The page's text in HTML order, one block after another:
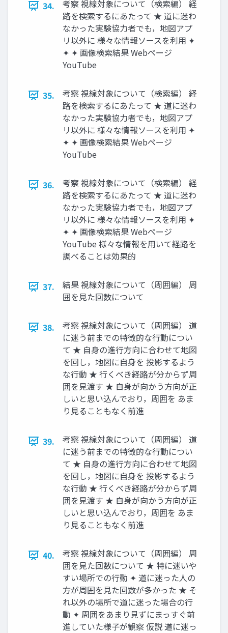
34.
考察 視線対象について（検索編） 経
路を検索するにあたって ★ 道に迷わ
なかった実験協力者でも，地図アプ
リ以外に 様々な情報ソースを利用 ✦
✦ ✦ 画像検索結果 Webページ
YouTube
35.
考察 視線対象について（検索編） 経
路を検索するにあたって ★ 道に迷わ
なかった実験協力者でも，地図アプ
リ以外に 様々な情報ソースを利用 ✦
✦ ✦ 画像検索結果 Webページ
YouTube
36.
考察 視線対象について（検索編） 経
路を検索するにあたって ★ 道に迷わ
なかった実験協力者でも，地図アプ
リ以外に 様々な情報ソースを利用 ✦
✦ ✦ 画像検索結果 Webページ
YouTube 様々な情報を用いて経路を
調べることは効果的
37.
結果 視線対象について（周囲編） 周
囲を見た回数について
38.
考察 視線対象について（周囲編） 道
に迷う前までの特徴的な行動につい
て ★ 自身の進行方向に合わせて地図
を回し，地図に自身を 投影するよう
な行動 ★ 行くべき経路が分からず周
囲を見渡す ★ 自身が向かう方向が正
しいと思い込んでおり，周囲を あま
り見ることもなく前進
39.
考察 視線対象について（周囲編） 道
に迷う前までの特徴的な行動につい
て ★ 自身の進行方向に合わせて地図
を回し，地図に自身を 投影するよう
な行動 ★ 行くべき経路が分からず周
囲を見渡す ★ 自身が向かう方向が正
しいと思い込んでおり，周囲を あま
り見ることもなく前進
40.
考察 視線対象について（周囲編） 周
囲を見た回数について ★ 特に迷いや
すい場所での行動 ✦ 道に迷った人の
方が周囲を見た回数が多かった ★ そ
れ以外の場所で道に迷った場合の行
動 ✦ 周囲をあまり見ずにまっすぐ前
進していた様子が観察 仮説 道に迷っ